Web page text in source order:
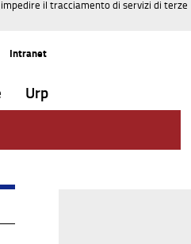
il tracciamento di servizi di terze
Intranet
Urp